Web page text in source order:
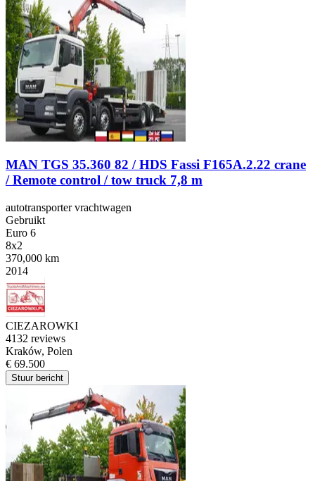
MAN TGS 35.360 82 / HDS Fassi F165A.2.22 crane
/ Remote control / tow truck 7,8 m
autotransporter vrachtwagen
Gebruikt
Euro 6
8x2
370,000 km
2014
CIEZAROWKI
4132 reviews
Kraków, Polen
€ 69.500
Stuur bericht